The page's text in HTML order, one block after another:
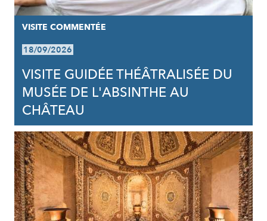
VISITE COMMENTÉE
18/09/2026
VISITE GUIDÉE THÉÂTRALISÉE DU
MUSÉE DE L'ABSINTHE AU
CHÂTEAU